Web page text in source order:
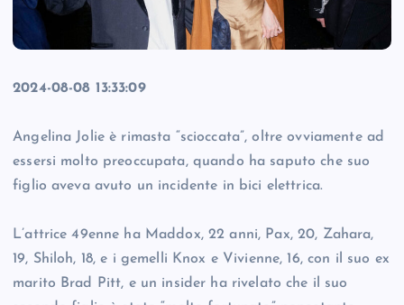
2024-08-08 13:33:09
Angelina Jolie è rimasta “scioccata”, oltre ovviamente ad
essersi molto preoccupata, quando ha saputo che suo
figlio aveva avuto un incidente in bici elettrica.
L’attrice 49enne ha Maddox, 22 anni, Pax, 20, Zahara,
19, Shiloh, 18, e i gemelli Knox e Vivienne, 16, con il suo ex
marito Brad Pitt, e un insider ha rivelato che il suo